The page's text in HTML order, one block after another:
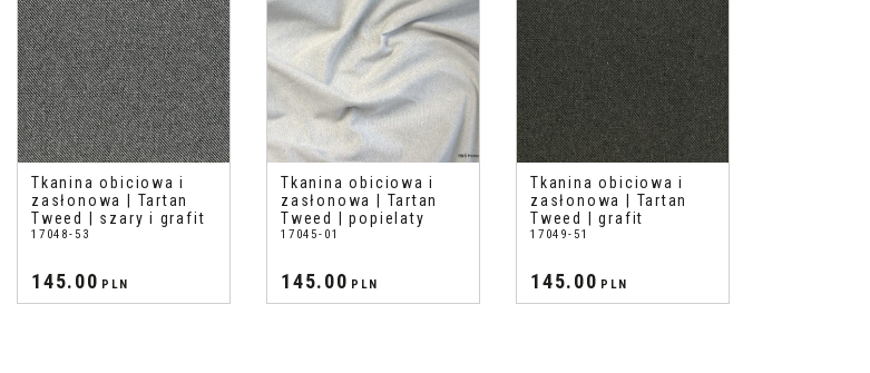
Tkanina obiciowa i
zasłonowa | Tartan
Tweed | szary i grafit
17048-53
145.00 PLN
Tkanina obiciowa i
zasłonowa | Tartan
Tweed | popielaty
17045-01
145.00 PLN
Tkanina obiciowa i
zasłonowa | Tartan
Tweed | grafit
17049-51
145.00 PLN